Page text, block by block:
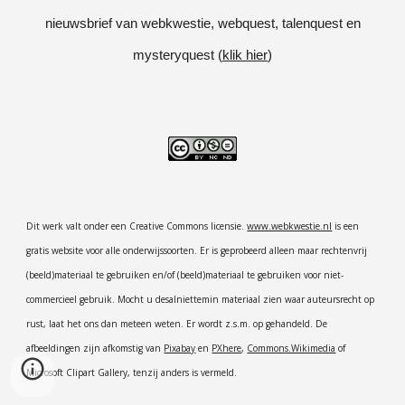
nieuwsbrief van webkwestie, webquest, talenquest en
mysteryquest (klik hier)
Dit werk valt onder een Creative Commons licensie.www.webkwestie.nl is een
gratis website voor alle onderwijssoorten. Er is geprobeerd alleen maar rechtenvrij
(beeld)materiaal te gebruiken en/of (beeld)materiaal te gebruiken voor niet-
commercieel gebruik. Mocht u desalniettemin materiaal zien waar auteursrecht op
rust, laat het ons dan meteen weten. Er wordt z.s.m. op gehandeld. De
afbeeldingen zijn afkomstig van Pixabay en PXhere, Commons.Wikimedia of
Microsoft Clipart Gallery, tenzij anders is vermeld.